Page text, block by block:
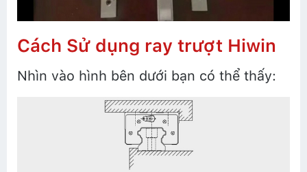
Cách Sử dụng ray trượt Hiwin
Nhìn vào hình bên dưới bạn có thể thấy: